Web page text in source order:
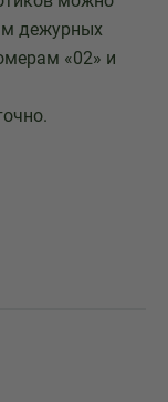
дежурных
«02» и